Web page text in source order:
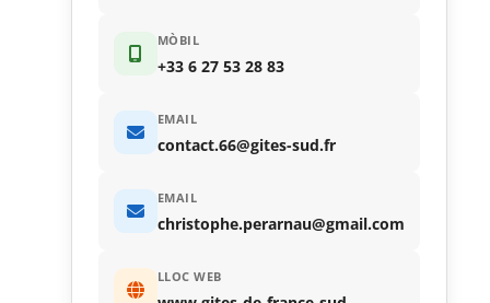
MÒBIL
+33 6 27 53 28 83
EMAIL
contact.66@gites-sud.fr
EMAIL
christophe.perarnau@gmail.com
LLOC WEB